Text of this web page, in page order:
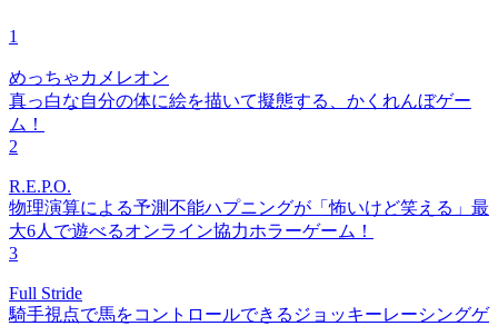
1
めっちゃカメレオン
真っ白な自分の体に絵を描いて擬態する、かくれんぼゲー
ム！
2
R.E.P.O.
物理演算による予測不能ハプニングが「怖いけど笑える」最
大6人で遊べるオンライン協力ホラーゲーム！
3
Full Stride
騎手視点で馬をコントロールできるジョッキーレーシングゲ